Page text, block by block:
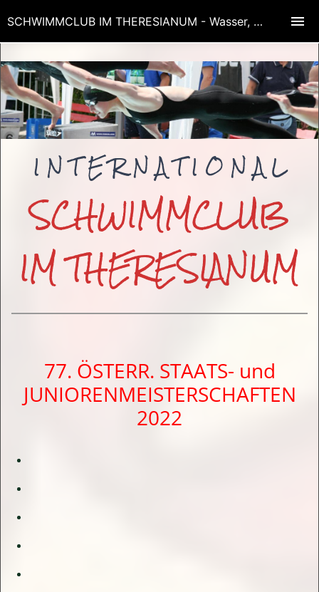
I N T E R N A T I O N A L
SCHWIMMCLUB
IM THERESIANUM
77. ÖSTERR. STAATS- und
JUNIORENMEISTERSCHAFTEN
2022
SCHWIMMCLUB IM THERESIANUM - Wasser, Bewegung, Aufmerksamkeit, Zielorientierung, Lächeln, Erfolg!